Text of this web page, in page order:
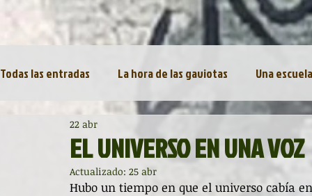
Todas las entradas La hora de las gaviotas Una
Diccionario de mitos clásicos
Noche de Cumpleaños La rucha Asociación
EL UNIVERSO EN UNA VOZ
22 abr
Actualizado: 25 abr
Hubo un tiempo en que el universo cabía